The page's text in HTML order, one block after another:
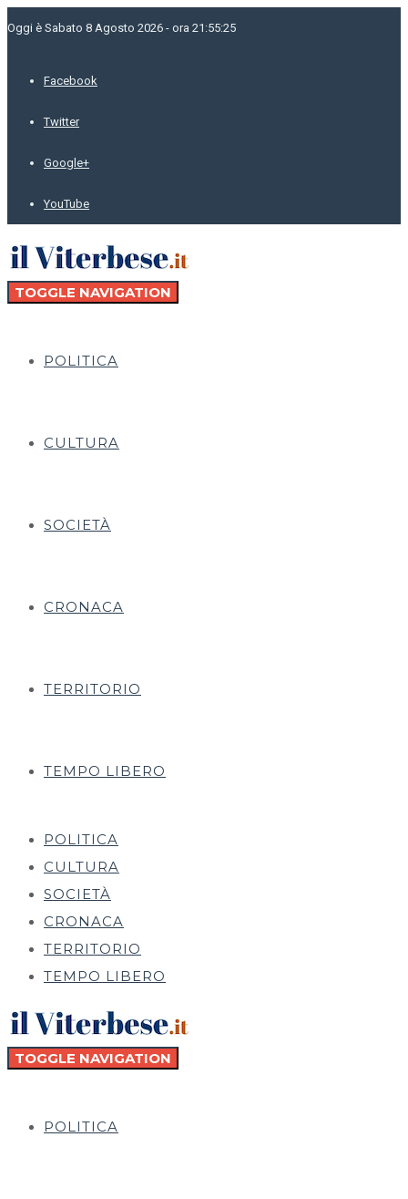
Oggi è Sabato 8 Agosto 2026 - ora 21:55:25
Facebook
Twitter
Google+
YouTube
TOGGLE NAVIGATION
POLITICA
CULTURA
SOCIETÀ
CRONACA
TERRITORIO
TEMPO LIBERO
POLITICA
CULTURA
SOCIETÀ
CRONACA
TERRITORIO
TEMPO LIBERO
TOGGLE NAVIGATION
POLITICA